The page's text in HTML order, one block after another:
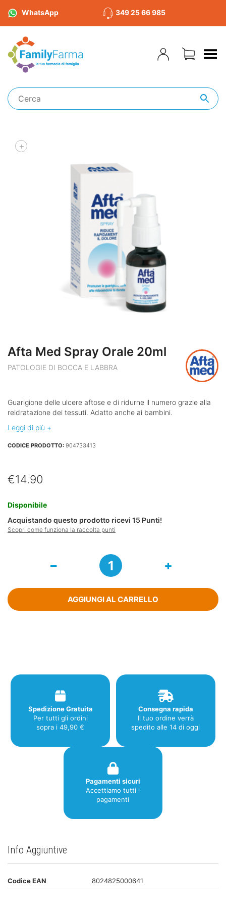
WhatsApp 349 25 66 985
Toggle Menu
+
Afta Med Spray Orale 20ml
PATOLOGIE DI BOCCA E LABBRA
Guarigione delle ulcere aftose e di ridurne il numero grazie alla
reidratazione dei tessuti. Adatto anche ai bambini.
Leggi di più +
CODICE PRODOTTO: 904733413
€14.90
Disponibile
Acquistando questo prodotto ricevi 15 Punti!
Scopri come funziona la raccolta punti
Orale
20ml
quantità
AGGIUNGI AL CARRELLO
Spedizione Gratuita
Per tutti gli ordini
sopra i 49,90 €
Consegna rapida
Il tuo ordine verrà
spedito alle 14 di oggi
Pagamenti sicuri
Accettiamo tutti i
pagamenti
Info Aggiuntive
Codice EAN 8024825000641